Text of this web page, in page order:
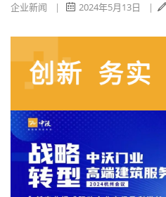
企业新闻 | 2024年5月13日 |